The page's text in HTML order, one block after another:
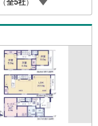
見学OK/ご自宅・最
OK「見るだけ」「ロ
でローンが難しいと言
もご相談ください